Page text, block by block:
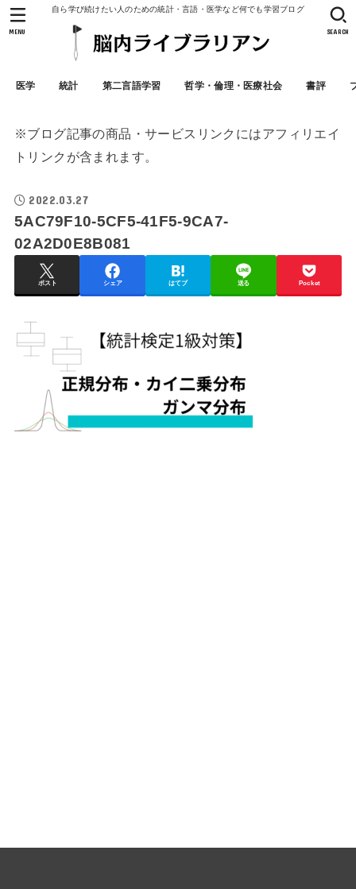
自ら学び続けたい人のための統計・言語・医学など何でも学習ブログ
医学 統計 第二言語学習 哲学・倫理・医療社会 書評
SEARCH
MENU
※ブログ記事の商品・サービスリンクにはアフィリエイ
トリンクが含まれます。
2022.03.27
5AC79F10-5CF5-41F5-9CA7-
02A2D0E8B081
ポスト シェア はてブ 送る Pocket